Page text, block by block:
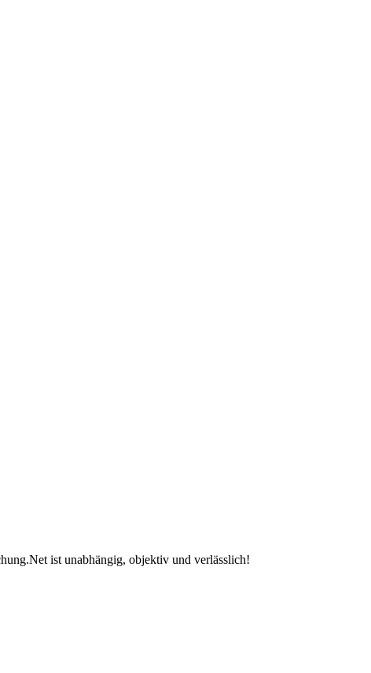
ist unabhängig, objektiv und verlässlich!